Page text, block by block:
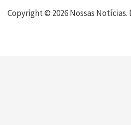
Copyright © 2026 Nossas